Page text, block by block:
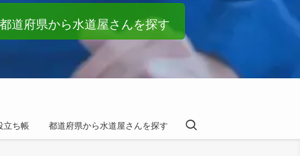
立ち帳 都道府県から水道屋さんを探す
都道府県から水道屋さんを探す